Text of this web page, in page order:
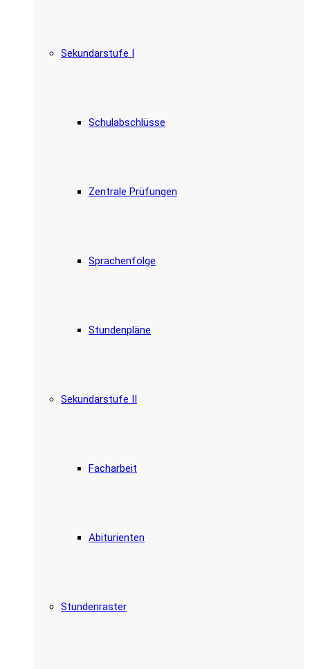
Sekundarstufe I
Schulabschlüsse
Zentrale Prüfungen
Sprachenfolge
Stundenpläne
Sekundarstufe II
Facharbeit
Abiturienten
Stundenraster